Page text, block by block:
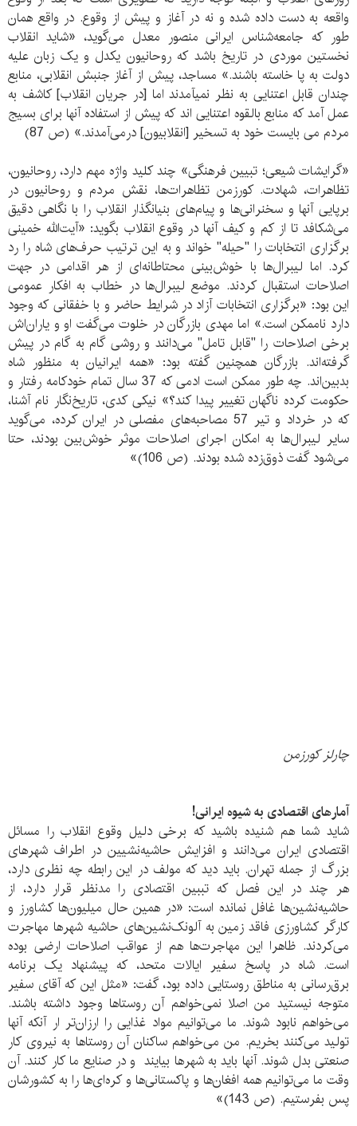
واقعه به دست داده شده و نه در آغاز و پیش از وقوع. در واقع همان
طور که جامعه‌شناس ایرانی منصور معدل می‌گوید، «شاید انقلاب
نخستین موردی در تاریخ باشد که روحانیون یکدل و یک زبان علیه
دولت به پا خاسته باشند.» مساجد، پیش از آغاز جنبش انقلابی، منابع
چندان قابل اعتنایی به نظر نمیآمدند اما [در جریان انقلاب] کاشف به
عمل آمد که منابع بالقوه اعتنایی اند که پیش از استفاده آنها برای بسیج
مردم می بایست خود به تسخیر [انقلابیون] درمی‌آمدند.» (ص 87)
«گرایشات شیعی؛ تبیین فرهنگی» چند کلید واژه مهم دارد، روحانیون،
تظاهرات، شهادت. کورزمن تظاهرات‌ها، نقش مردم و روحانیون در
برپایی آنها و سخنرانی‌ها و پیام‌های بنیانگذار انقلاب را با نگاهی دقیق
می‌شکافد تا از کم و کیف آنها در وقوع انقلاب بگوید: «آیت‌الله خمینی
برگزاری انتخابات را "حیله" خواند و به این ترتیب حرف‌های شاه را رد
کرد. اما لیبرال‌ها با خوش‌بینی محتاطانه‌ای از هر اقدامی در جهت
اصلاحات استقبال کردند. موضع لیبرال‌ها در خطاب به افکار عمومی
این بود: «برگزاری انتخابات آزاد در شرایط حاضر و با خفقانی که وجود
دارد ناممکن است.» اما مهدی بازرگان در خلوت می‌گفت او و یاران‌اش
برخی اصلاحات را "قابل تامل" می‌دانند و روشی گام به گام در پیش
گرفته‌اند. بازرگان همچنین گفته بود: «همه ایرانیان به منظور شاه
بدبین‌اند. چه طور ممکن است ادمی که 37 سال تمام خودکامه رفتار و
حکومت کرده ناگهان تغییر پیدا کند؟» نیکی کدی، تاریخ‌نگار نام آشنا،
که در خرداد و تیر 57 مصاحبه‌های مفصلی در ایران کرده، می‌گوید
سایر لیبرال‌ها به امکان اجرای اصلاحات موثر خوش‌بین بودند، حتا
می‌شود گفت ذوق‌زده شده بودند. (ص 106)»
چارلز کورزمن
آمارهای اقتصادی به شیوه ایرانی!
شاید شما هم شنیده باشید که برخی دلیل وقوع انقلاب را مسائل
اقتصادی ایران می‌دانند و افزایش حاشیه‌نشیین در اطراف شهرهای
بزرگ از جمله تهران. باید دید که مولف در این رابطه چه نظری دارد،
هر چند در این فصل که تببین اقتصادی را مدنظر قرار دارد، از
حاشیه‌نشین‌ها غافل نمانده است: «در همین حال میلیون‌ها کشاورز و
کارگر کشاورزی فاقد زمین به آلونک‌نشین‌های حاشیه شهرها مهاجرت
می‌کردند. ظاهرا این مهاجرت‌ها هم از عواقب اصلاحات ارضی بوده
است. شاه در پاسخ سفیر ایالات متحد، که پیشنهاد یک برنامه
برق‌رسانی به مناطق روستایی داده بود، گفت: «مثل این که آقای سفیر
متوجه نیستید من اصلا نمی‌خواهم آن روستاها وجود داشته باشند.
می‌خواهم نابود شوند. ما می‌توانیم مواد غذایی را ارزان‌تر ار آنکه آنها
تولید می‌کنند بخریم. من می‌خواهم ساکنان آن روستاها به نیروی کار
صنعتی بدل شوند. آنها باید به شهرها بیایند و در صنایع ما کار کنند. آن
وقت ما می‌توانیم همه افغان‌ها و پاکستانی‌ها و کره‌ای‌ها را به کشورشان
پس بفرستیم. (ص 143)»